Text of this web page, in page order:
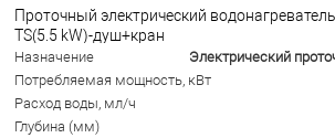
Проточный электрический
TS(5.5 kW)-душ+кран
Назначение
Электрический
Потребляемая мощность, кВт
Расход воды, мл/ч
Глубина (мм)